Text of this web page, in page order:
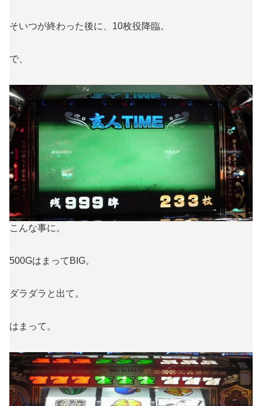
そいつが終わった後に、10枚役降臨。
で、
こんな事に。
500GはまってBIG。
ダラダラと出て。
はまって。